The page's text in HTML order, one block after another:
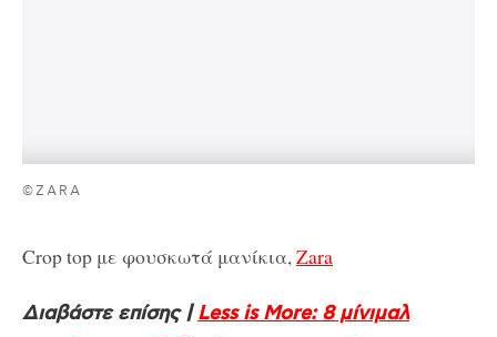
©ZARA
Crop top με φουσκωτά μανίκια,Zara
Διαβάστε επίσης |Less is More: 8 μίνιμαλ